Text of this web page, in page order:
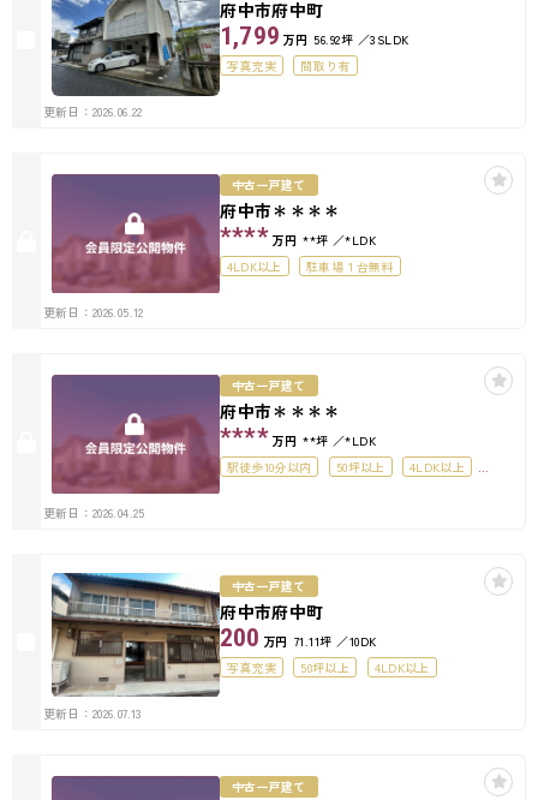
府中市府中町
1,799 万円 56.92坪
3SLDK
写真充実
間取り有
更新日：2026.06.22
中古一戸建て
府中市＊＊＊＊
**** 万円 **坪
*LDK
4LDK以上
駐車場１台無料
更新日：2026.05.12
中古一戸建て
府中市＊＊＊＊
**** 万円 **坪
*LDK
駅徒歩10分以内
50坪以上
4LDK以上
更新日：2026.04.25
中古一戸建て
府中市府中町
200 万円 71.11坪
10DK
写真充実
50坪以上 4LDK以上
更新日：2026.07.13
中古一戸建て